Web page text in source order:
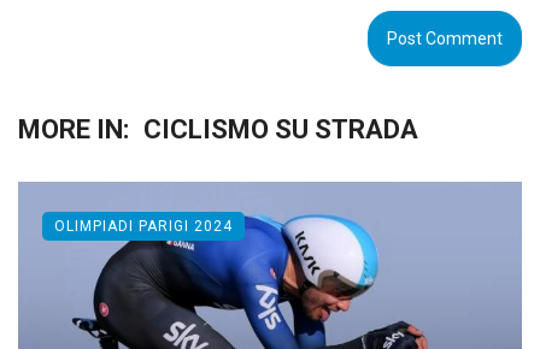
MORE IN: CICLISMO SU STRADA
OLIMPIADI PARIGI 2024